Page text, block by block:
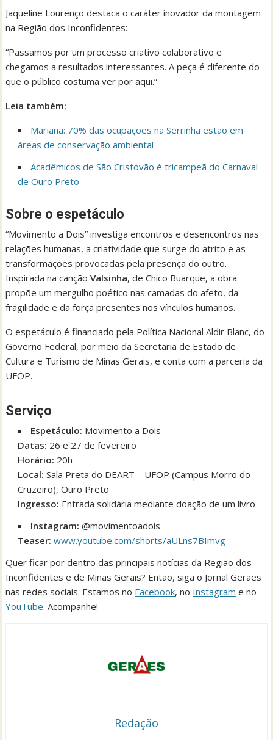
Jaqueline Lourenço destaca o caráter inovador da montagem
na Região dos Inconfidentes:
“Passamos por um processo criativo colaborativo e
chegamos a resultados interessantes. A peça é diferente do
que o público costuma ver por aqui.”
Leia também:
Mariana: 70% das ocupações na Serrinha estão em
áreas de conservação ambiental
Acadêmicos de São Cristóvão é tricampeã do Carnaval
de Ouro Preto
Sobre o espetáculo
“Movimento a Dois” investiga encontros e desencontros nas
relações humanas, a criatividade que surge do atrito e as
transformações provocadas pela presença do outro.
Inspirada na cançãoValsinha, de Chico Buarque, a obra
propõe um mergulho poético nas camadas do afeto, da
fragilidade e da força presentes nos vínculos humanos.
O espetáculo é financiado pela Política Nacional Aldir Blanc, do
Governo Federal, por meio da Secretaria de Estado de
Cultura e Turismo de Minas Gerais, e conta com a parceria da
UFOP.
Serviço
Espetáculo: Movimento a Dois
Datas: 26 e 27 de fevereiro
Horário: 20h
Local: Sala Preta do DEART – UFOP (Campus Morro do
Cruzeiro), Ouro Preto
Ingresso: Entrada solidária mediante doação de um livro
Instagram: @movimentoadois
Teaser: www.youtube.com/shorts/aULns7BImvg
Quer ficar por dentro das principais notícias da Região dos
Inconfidentes e de Minas Gerais? Então, siga o Jornal Geraes
nas redes sociais. Estamos no Facebook, no Instagram e no
YouTube. Acompanhe!
Redação